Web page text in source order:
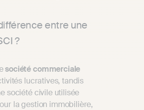
entre une
?
sociétécommerciale
lucratives, tandis
société civile utilisée
la gestion immobilière,